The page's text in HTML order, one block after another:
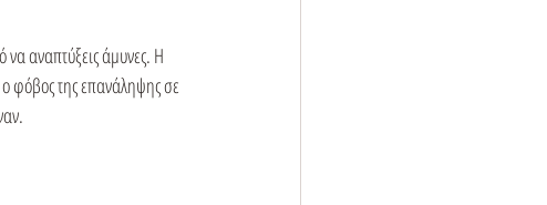
να αναπτύξεις άμυνες. Η
φόβος της επανάληψης σε